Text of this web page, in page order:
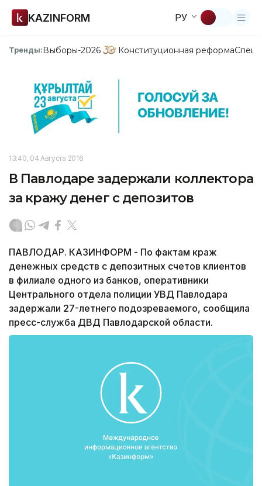
KAZINFORM РУ
Тренды:Выборы-2026 Конституционная реформа
13:40, 04 Августа 2016
В Павлодаре задержали коллектора
за кражу денег с депозитов
ПАВЛОДАР. КАЗИНФОРМ - По фактам краж
денежных средств с депозитных счетов клиентов
в филиале одного из банков, оперативники
Центрального отдела полиции УВД Павлодара
задержали 27-летнего подозреваемого, сообщила
пресс-служба ДВД Павлодарской области.